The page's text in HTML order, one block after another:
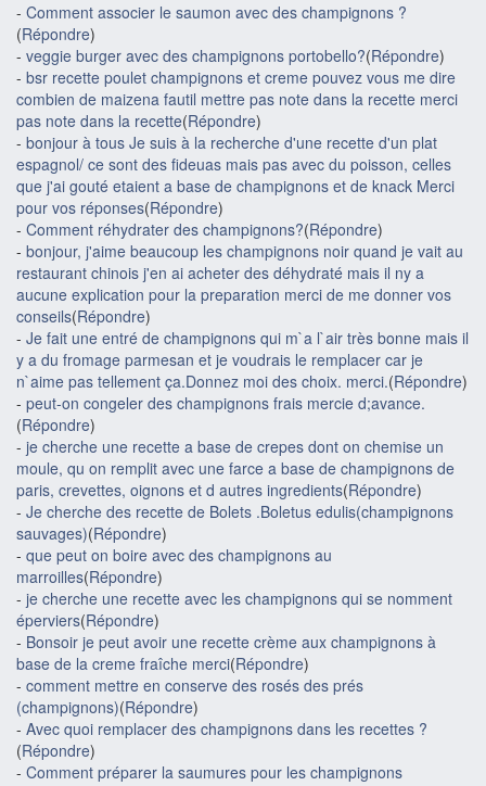
- Comment associer le saumon avec des champignons ?
(Répondre)
- veggie burger avec des champignons portobello?(Répondre)
- bsr recette poulet champignons et creme pouvez vous me dire
combien de maizena fautil mettre pas note dans la recette merci
pas note dans la recette(Répondre)
- bonjour à tous Je suis à la recherche d'une recette d'un plat
espagnol/ ce sont des fideuas mais pas avec du poisson, celles
que j'ai gouté etaient a base de champignons et de knack Merci
pour vos réponses(Répondre)
- Comment réhydrater des champignons?(Répondre)
- bonjour, j'aime beaucoup les champignons noir quand je vait au
restaurant chinois j'en ai acheter des déhydraté mais il ny a
aucune explication pour la preparation merci de me donner vos
conseils(Répondre)
- Je fait une entré de champignons qui m`a l`air très bonne mais il
y a du fromage parmesan et je voudrais le remplacer car je
n`aime pas tellement ça.Donnez moi des choix. merci.(Répondre)
- peut-on congeler des champignons frais mercie d;avance.
(Répondre)
- je cherche une recette a base de crepes dont on chemise un
moule, qu on remplit avec une farce a base de champignons de
paris, crevettes, oignons et d autres ingredients(Répondre)
- Je cherche des recette de Bolets .Boletus edulis(champignons
sauvages)(Répondre)
- que peut on boire avec des champignons au
marroilles(Répondre)
- je cherche une recette avec les champignons qui se nomment
éperviers(Répondre)
- Bonsoir je peut avoir une recette crème aux champignons à
base de la creme fraîche merci(Répondre)
- comment mettre en conserve des rosés des prés
(champignons)(Répondre)
- Avec quoi remplacer des champignons dans les recettes ?
(Répondre)
- Comment préparer la saumures pour les champignons